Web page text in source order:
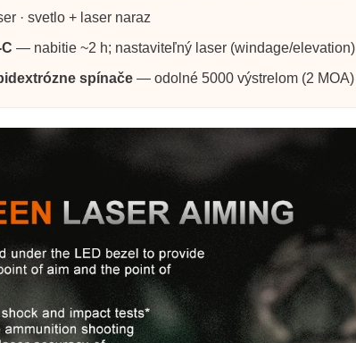
· svetlo + laser naraz
— nabitie ~2 h; nastaviteľný laser (windage/elevation)
spínače — odolné 5000 výstrelom (2 MOA)